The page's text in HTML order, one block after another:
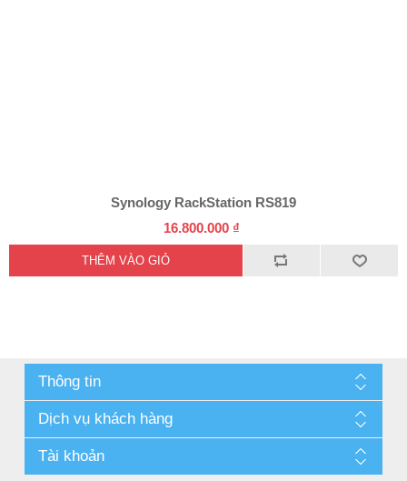
Synology RackStation RS819
16.800.000 ₫
Thông tin
Dịch vụ khách hàng
Tài khoản